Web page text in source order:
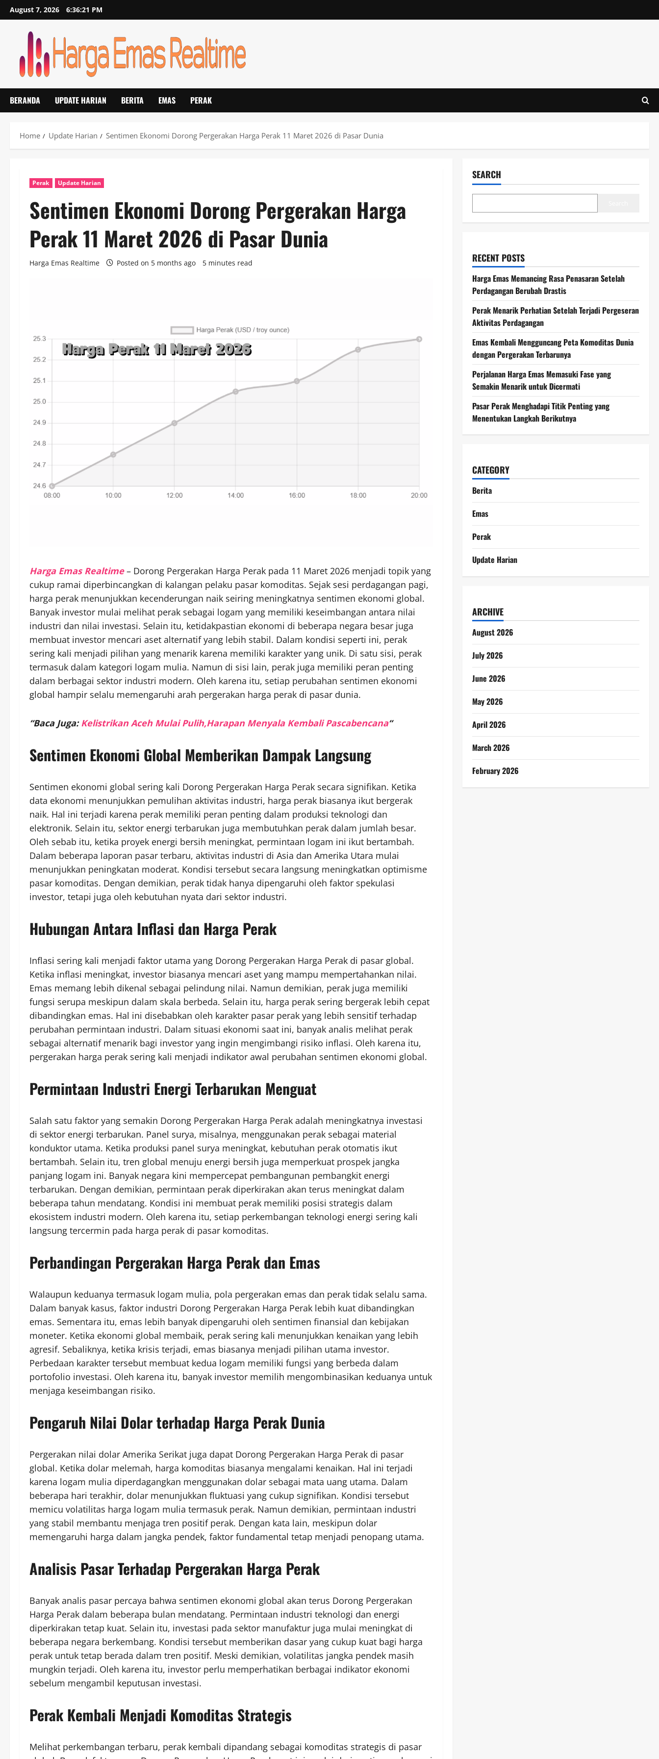
Skip
to
August 7, 2026 6:36:22 PM
BERANDA UPDATE HARIAN BERITA EMAS PERAK
Home Update Harian Sentimen Ekonomi Dorong Pergerakan Harga Perak 11 Maret 2026 di Pasar Dunia
Perak Update Harian
Sentimen Ekonomi Dorong Pergerakan Harga
Perak 11 Maret 2026 di Pasar Dunia
Harga Emas Realtime Posted on 5 months ago 5 minutes read
Harga Emas Realtime– Dorong Pergerakan Harga Perak pada 11 Maret 2026 menjadi topik yang
cukup ramai diperbincangkan di kalangan pelaku pasar komoditas. Sejak sesi perdagangan pagi,
harga perak menunjukkan kecenderungan naik seiring meningkatnya sentimen ekonomi global.
Banyak investor mulai melihat perak sebagai logam yang memiliki keseimbangan antara nilai
industri dan nilai investasi. Selain itu, ketidakpastian ekonomi di beberapa negara besar juga
membuat investor mencari aset alternatif yang lebih stabil. Dalam kondisi seperti ini, perak
sering kali menjadi pilihan yang menarik karena memiliki karakter yang unik. Di satu sisi, perak
termasuk dalam kategori logam mulia. Namun di sisi lain, perak juga memiliki peran penting
dalam berbagai sektor industri modern. Oleh karena itu, setiap perubahan sentimen ekonomi
global hampir selalu memengaruhi arah pergerakan harga perak di pasar dunia.
“Baca Juga:Kelistrikan Aceh Mulai Pulih,Harapan Menyala Kembali Pascabencana“
Sentimen Ekonomi Global Memberikan Dampak Langsung
Sentimen ekonomi global sering kali Dorong Pergerakan Harga Perak secara signifikan. Ketika
data ekonomi menunjukkan pemulihan aktivitas industri, harga perak biasanya ikut bergerak
naik. Hal ini terjadi karena perak memiliki peran penting dalam produksi teknologi dan
elektronik. Selain itu, sektor energi terbarukan juga membutuhkan perak dalam jumlah besar.
Oleh sebab itu, ketika proyek energi bersih meningkat, permintaan logam ini ikut bertambah.
Dalam beberapa laporan pasar terbaru, aktivitas industri di Asia dan Amerika Utara mulai
menunjukkan peningkatan moderat. Kondisi tersebut secara langsung meningkatkan optimisme
pasar komoditas. Dengan demikian, perak tidak hanya dipengaruhi oleh faktor spekulasi
investor, tetapi juga oleh kebutuhan nyata dari sektor industri.
Hubungan Antara Inflasi dan Harga Perak
Inflasi sering kali menjadi faktor utama yang Dorong Pergerakan Harga Perak di pasar global.
Ketika inflasi meningkat, investor biasanya mencari aset yang mampu mempertahankan nilai.
Emas memang lebih dikenal sebagai pelindung nilai. Namun demikian, perak juga memiliki
fungsi serupa meskipun dalam skala berbeda. Selain itu, harga perak sering bergerak lebih cepat
dibandingkan emas. Hal ini disebabkan oleh karakter pasar perak yang lebih sensitif terhadap
perubahan permintaan industri. Dalam situasi ekonomi saat ini, banyak analis melihat perak
sebagai alternatif menarik bagi investor yang ingin mengimbangi risiko inflasi. Oleh karena itu,
pergerakan harga perak sering kali menjadi indikator awal perubahan sentimen ekonomi global.
Permintaan Industri Energi Terbarukan Menguat
Salah satu faktor yang semakin Dorong Pergerakan Harga Perak adalah meningkatnya investasi
di sektor energi terbarukan. Panel surya, misalnya, menggunakan perak sebagai material
konduktor utama. Ketika produksi panel surya meningkat, kebutuhan perak otomatis ikut
bertambah. Selain itu, tren global menuju energi bersih juga memperkuat prospek jangka
panjang logam ini. Banyak negara kini mempercepat pembangunan pembangkit energi
terbarukan. Dengan demikian, permintaan perak diperkirakan akan terus meningkat dalam
beberapa tahun mendatang. Kondisi ini membuat perak memiliki posisi strategis dalam
ekosistem industri modern. Oleh karena itu, setiap perkembangan teknologi energi sering kali
langsung tercermin pada harga perak di pasar komoditas.
Perbandingan Pergerakan Harga Perak dan Emas
Walaupun keduanya termasuk logam mulia, pola pergerakan emas dan perak tidak selalu sama.
Dalam banyak kasus, faktor industri Dorong Pergerakan Harga Perak lebih kuat dibandingkan
emas. Sementara itu, emas lebih banyak dipengaruhi oleh sentimen finansial dan kebijakan
moneter. Ketika ekonomi global membaik, perak sering kali menunjukkan kenaikan yang lebih
agresif. Sebaliknya, ketika krisis terjadi, emas biasanya menjadi pilihan utama investor.
Perbedaan karakter tersebut membuat kedua logam memiliki fungsi yang berbeda dalam
portofolio investasi. Oleh karena itu, banyak investor memilih mengombinasikan keduanya untuk
menjaga keseimbangan risiko.
Pengaruh Nilai Dolar terhadap Harga Perak Dunia
Pergerakan nilai dolar Amerika Serikat juga dapat Dorong Pergerakan Harga Perak di pasar
global. Ketika dolar melemah, harga komoditas biasanya mengalami kenaikan. Hal ini terjadi
karena logam mulia diperdagangkan menggunakan dolar sebagai mata uang utama. Dalam
beberapa hari terakhir, dolar menunjukkan fluktuasi yang cukup signifikan. Kondisi tersebut
memicu volatilitas harga logam mulia termasuk perak. Namun demikian, permintaan industri
yang stabil membantu menjaga tren positif perak. Dengan kata lain, meskipun dolar
memengaruhi harga dalam jangka pendek, faktor fundamental tetap menjadi penopang utama.
Analisis Pasar Terhadap Pergerakan Harga Perak
Banyak analis pasar percaya bahwa sentimen ekonomi global akan terus Dorong Pergerakan
Harga Perak dalam beberapa bulan mendatang. Permintaan industri teknologi dan energi
diperkirakan tetap kuat. Selain itu, investasi pada sektor manufaktur juga mulai meningkat di
beberapa negara berkembang. Kondisi tersebut memberikan dasar yang cukup kuat bagi harga
perak untuk tetap berada dalam tren positif. Meski demikian, volatilitas jangka pendek masih
mungkin terjadi. Oleh karena itu, investor perlu memperhatikan berbagai indikator ekonomi
sebelum mengambil keputusan investasi.
Perak Kembali Menjadi Komoditas Strategis
Melihat perkembangan terbaru, perak kembali dipandang sebagai komoditas strategis di pasar
SEARCH
RECENT POSTS
Harga Emas Memancing Rasa Penasaran Setelah
Perdagangan Berubah Drastis
Perak Menarik Perhatian Setelah Terjadi Pergeseran
Aktivitas Perdagangan
Emas Kembali Mengguncang Peta Komoditas Dunia
dengan Pergerakan Terbarunya
Perjalanan Harga Emas Memasuki Fase yang
Semakin Menarik untuk Dicermati
Pasar Perak Menghadapi Titik Penting yang
Menentukan Langkah Berikutnya
CATEGORY
Berita
Emas
Perak
Update Harian
ARCHIVE
August 2026
July 2026
June 2026
May 2026
April 2026
March 2026
February 2026